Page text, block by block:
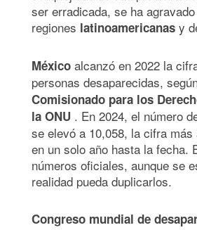
ser erradicada, se ha
regiones latinoamericanas y
México alcanzó en 2022 la
personas desaparecidas,
Comisionado para los
la ONU . En 2024, el número
se elevó a 10,058, la cifra
en un solo año hasta la fecha.
números oficiales, aunque se
realidad pueda duplicarlos.
Congreso mundial de